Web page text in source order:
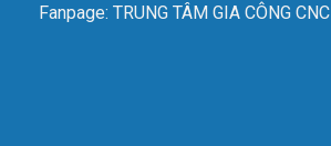
Fanpage: TRUNG TÂM GIA CÔNG CNC